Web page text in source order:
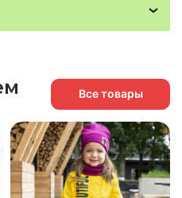
Все товары